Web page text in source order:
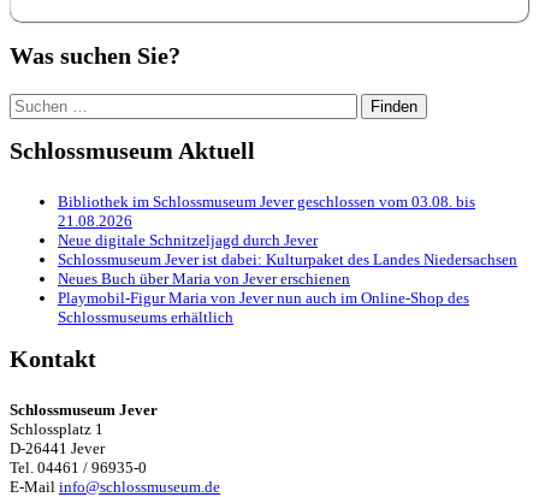
Was suchen Sie?
Suchen
nach:
Schlossmuseum Aktuell
Bibliothek im Schlossmuseum Jever geschlossen vom 03.08. bis
21.08.2026
Neue digitale Schnitzeljagd durch Jever
Schlossmuseum Jever ist dabei: Kulturpaket des Landes Niedersachsen
Neues Buch über Maria von Jever erschienen
Playmobil-Figur Maria von Jever nun auch im Online-Shop des
Schlossmuseums erhältlich
Kontakt
Schlossmuseum Jever
Schlossplatz 1
D-26441 Jever
Tel. 04461 / 96935-0
E-Mail info@schlossmuseum.de